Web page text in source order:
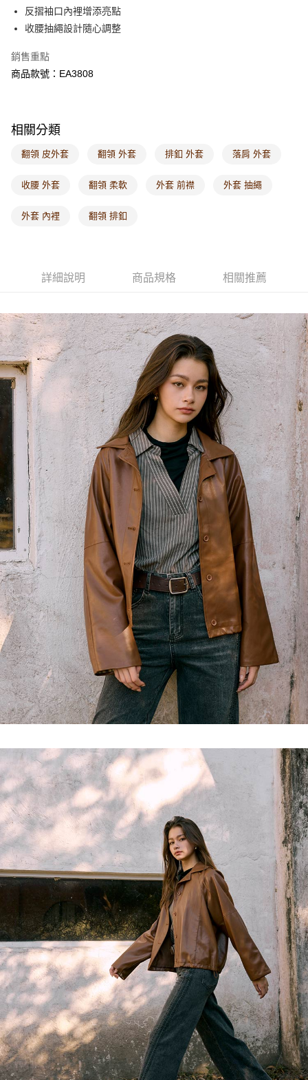
7-11取貨付款
每筆NT$60，滿NT$1,000(含以上)免運費
付款後7-11取貨
每筆NT$60，滿NT$1,000(含以上)免運費
每筆NT$120，滿NT$1,000(含以上)免運費
付款後門市自取
海外配送-港/澳/新/馬/泰國專屬 查看運費
海外配送-其他亞洲地區
反摺袖口內裡增添亮點
收腰抽繩設計隨心調整
銷售重點
商品款號：EA3808
相關分類
翻領 皮外套 翻領 外套 排釦 外套 落肩 外套
收腰 外套 翻領 柔軟 外套 前襟 外套 抽繩
外套 內裡 翻領 排釦
詳細說明 商品規格 相關推薦